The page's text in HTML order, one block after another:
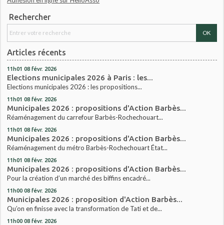
Rechercher
Articles récents
11h01 08 févr. 2026
Elections municipales 2026 à Paris : les...
Elections municipales 2026 : les propositions...
11h01 08 févr. 2026
Municipales 2026 : propositions d'Action Barbès...
Réaménagement du carrefour Barbès-Rochechouart...
11h01 08 févr. 2026
Municipales 2026 : propositions d'Action Barbès...
Réaménagement du métro Barbès-Rochechouart État...
11h01 08 févr. 2026
Municipales 2026 : propositions d'Action Barbès...
Pour la création d’un marché des biffins encadré...
11h00 08 févr. 2026
Municipales 2026 : proposition d'Action Barbès...
Qu’on en finisse avec la transformation de Tati et de...
11h00 08 févr. 2026